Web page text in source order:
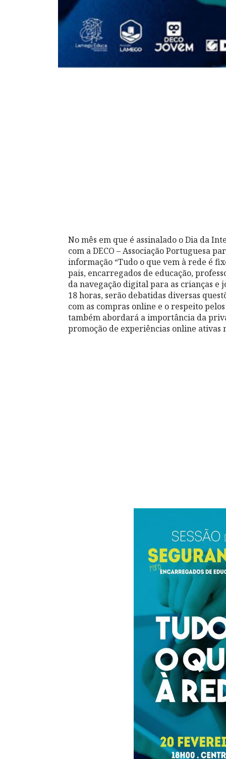
No mês em que é assinalado o Dia da
com a DECO – Associação Portuguesa
informação “Tudo o que vem à rede é
pais, encarregados de educação,
da navegação digital para as crianças e
18 horas, serão debatidas diversas
com as compras online e o respeito
também abordará a importância da
promoção de experiências online ativas